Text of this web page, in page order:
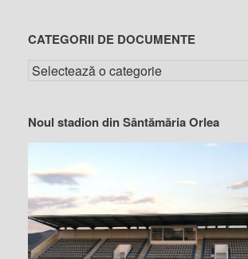
CATEGORII DE DOCUMENTE
Noul stadion din Sântămăria Orlea